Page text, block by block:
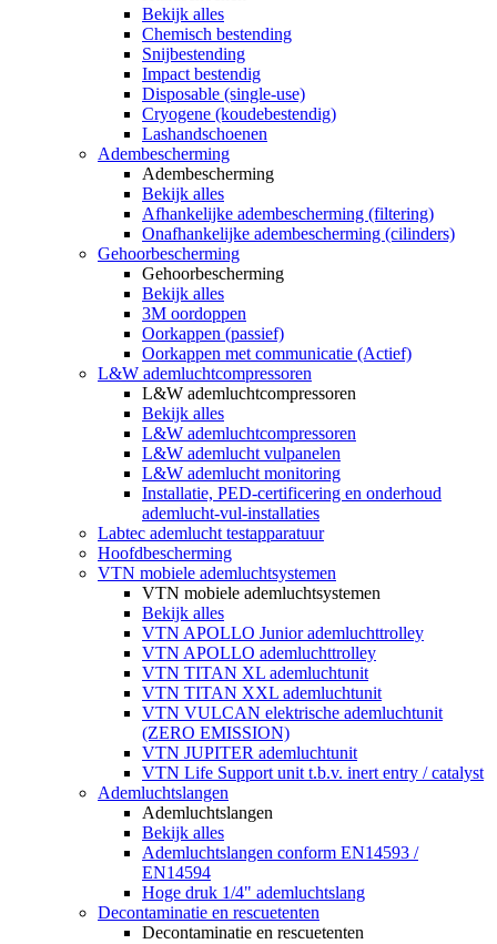
Bekijk alles
Chemisch bestending
Snijbestending
Impact bestendig
Disposable (single-use)
Cryogene (koudebestendig)
Lashandschoenen
Adembescherming
Adembescherming
Bekijk alles
Afhankelijke adembescherming (filtering)
Onafhankelijke adembescherming (cilinders)
Gehoorbescherming
Gehoorbescherming
Bekijk alles
3M oordoppen
Oorkappen (passief)
Oorkappen met communicatie (Actief)
L&W ademluchtcompressoren
L&W ademluchtcompressoren
Bekijk alles
L&W ademluchtcompressoren
L&W ademlucht vulpanelen
L&W ademlucht monitoring
Installatie, PED-certificering en onderhoud
ademlucht-vul-installaties
Labtec ademlucht testapparatuur
Hoofdbescherming
VTN mobiele ademluchtsystemen
VTN mobiele ademluchtsystemen
Bekijk alles
VTN APOLLO Junior ademluchttrolley
VTN APOLLO ademluchttrolley
VTN TITAN XL ademluchtunit
VTN TITAN XXL ademluchtunit
VTN VULCAN elektrische ademluchtunit
(ZERO EMISSION)
VTN JUPITER ademluchtunit
VTN Life Support unit t.b.v. inert entry / catalyst
Ademluchtslangen
Ademluchtslangen
Bekijk alles
Ademluchtslangen conform EN14593 /
EN14594
Hoge druk 1/4" ademluchtslang
Decontaminatie en rescuetenten
Decontaminatie en rescuetenten